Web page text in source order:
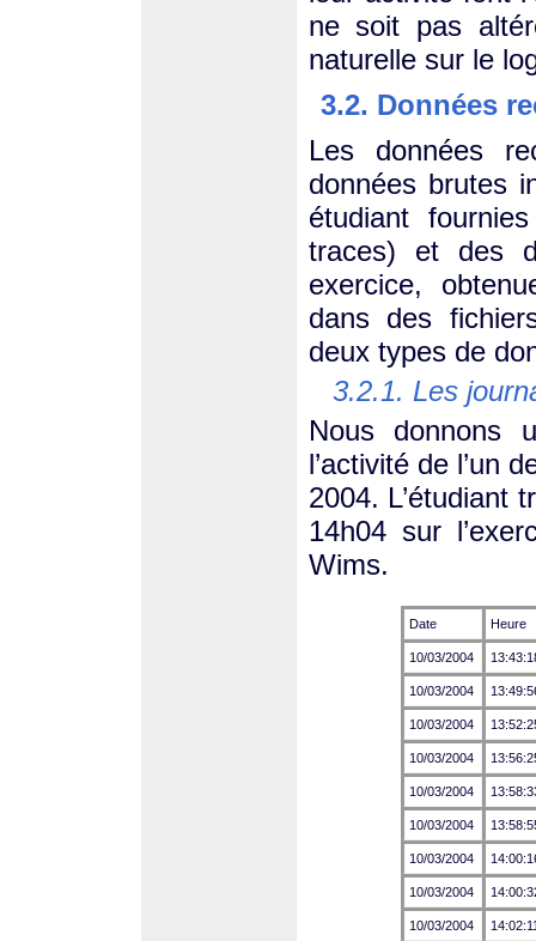
ne soit pas
naturelle sur le
3.2. Données
Les données
données brutes
étudiant
traces) et des
exercice,
dans des
deux types de
3.2.1. Les
Nous donnons
l’activité de l’un
2004. L’étudiant
14h04 sur
Wims.
Date Heure
10/03/2004
10/03/2004
10/03/2004
10/03/2004
10/03/2004
10/03/2004
10/03/2004
10/03/2004
10/03/2004